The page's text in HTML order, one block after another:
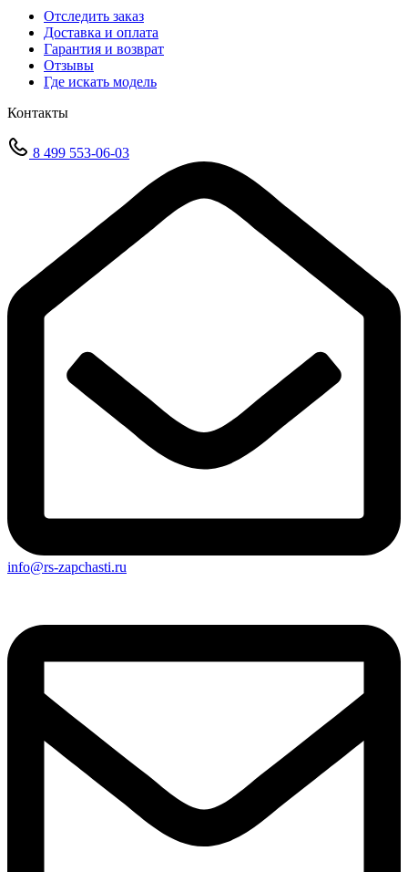
Отследить заказ
Доставка и оплата
Гарантия и возврат
Отзывы
Где искать модель
Контакты
8 499 553-06-03
info@rs-zapchasti.ru